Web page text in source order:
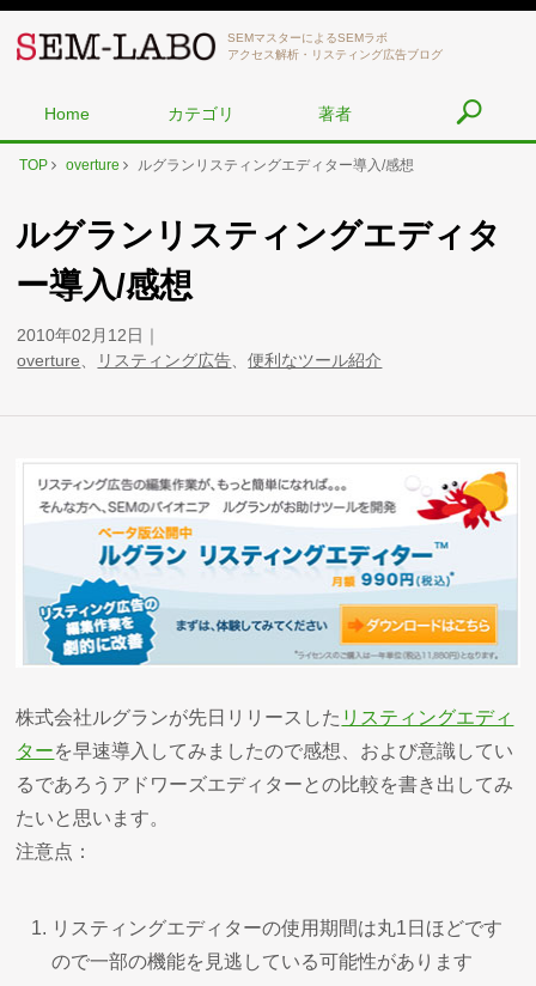
SEMマスターによるSEMラボ
アクセス解析・リスティング広告ブログ
Home カテゴリ 著者
TOP overture ルグランリスティングエディター導入/感想
ルグランリスティングエディタ
ー導入/感想
2010年02月12日
overture
リスティング広告 、便利なツール紹介
株式会社ルグランが先日リリースした リスティングエディ
ターを早速導入してみましたので感想、および意識してい
るであろうアドワーズエディターとの比較を書き出してみ
たいと思います。
注意点：
リスティングエディターの使用期間は丸1日ほどです
ので一部の機能を見逃している可能性があります